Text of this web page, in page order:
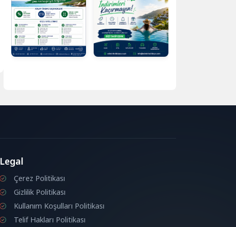
Legal
Çerez Politikası
Gizlilik Politikası
Kullanım Koşulları Politikası
Telif Hakları Politikası